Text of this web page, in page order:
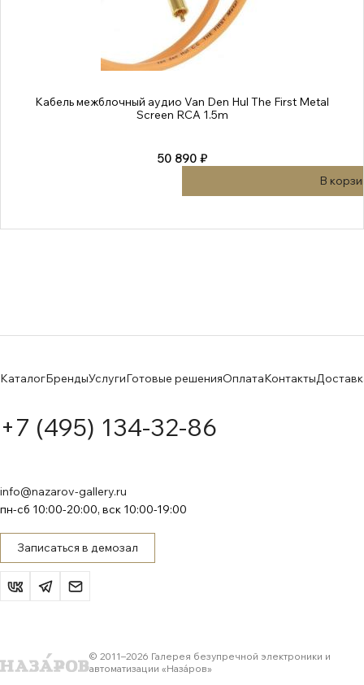
Кабель межблочный аудио Van Den Hul The First Metal
Screen RCA 1.5m
50 890 ₽
В
КаталогБрендыУслугиГотовые решенияОплатаКонтакты
+7 (495) 134-32-86
info@nazarov-gallery.ru
пн-сб 10:00-20:00, вск 10:00-19:00
Записаться в демозал
© 2011–2026 Галерея безупречной электроники и
автоматизации «Назáров»